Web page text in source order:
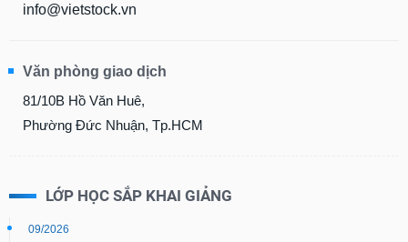
info@vietstock.vn
Văn phòng giao dịch
81/10B Hồ Văn Huê,
Phường Đức Nhuận, Tp.HCM
LỚP HỌC SẮP KHAI GIẢNG
09/2026